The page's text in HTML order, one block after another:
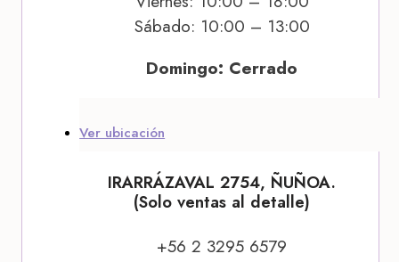
Sábado: 10:00 – 13:00
Domingo: Cerrado
Ver ubicación
IRARRÁZAVAL 2754, ÑUÑOA.
(Solo ventas al detalle)
+56 2 3295 6579